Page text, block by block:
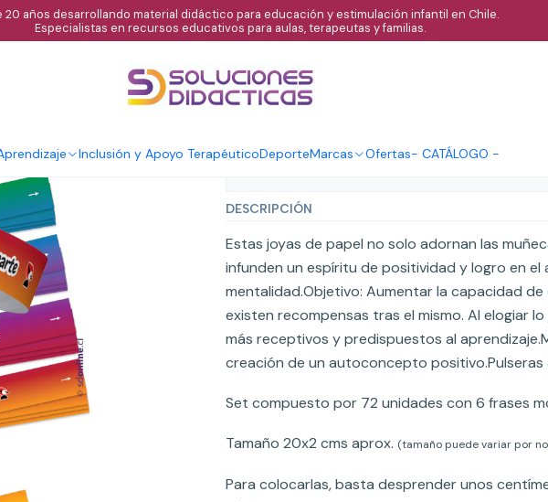
Inclusión y Apoyo TerapéuticoDeporteMarcas Ofertas- CATÁLOGO -
20 años desarrollando material didáctico para educación y estimulación infantil en Chile.
Especialistas en recursos educativos para aulas, terapeutas y familias.
|
Pulseras motivacionales
DESCRIPCIÓN
Estas joyas de papel no solo adornan las
infunden un espíritu de positividad y logro en
mentalidad.Objetivo: Aumentar la capacidad
existen recompensas tras el mismo. Al elogiar
más receptivos y predispuestos al
creación de un autoconcepto positivo.Pulseras
Set compuesto por 72 unidades con 6 frases
Tamaño 20x2 cms aprox. (tamaño puede variar por
Para colocarlas, basta desprender unos